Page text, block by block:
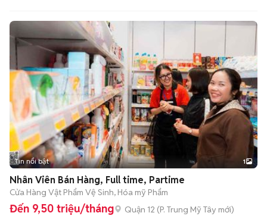
Tin nổi bật 1
Nhân Viên Bán Hàng, Full time, Partime
Cửa Hàng Vật Phẩm Vệ Sinh, Hóa mỹ Phẩm
Đến 9,50 triệu/tháng Quận 12 (P. Trung Mỹ Tây mới)